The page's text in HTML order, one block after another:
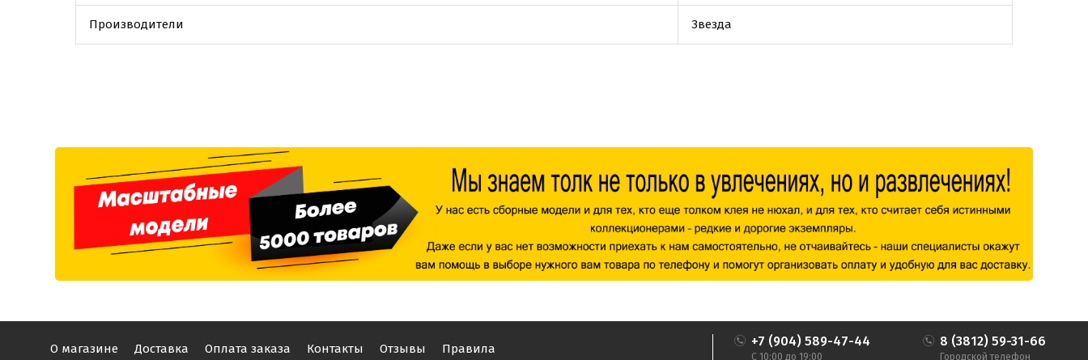
Производители Звезда
О магазине Доставка Оплата заказа Контакты Отзывы Правила +7 (904) 589-47-44
С 10:00 до 19:00
8 (3812) 59-31-66
Городской телефон